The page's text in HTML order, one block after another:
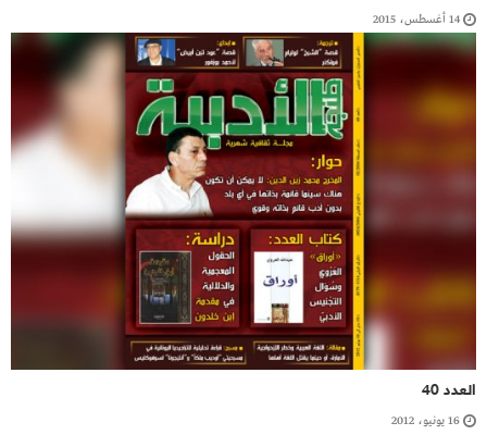
14 أغسطس، 2015
العدد 40
16 يونيو، 2012